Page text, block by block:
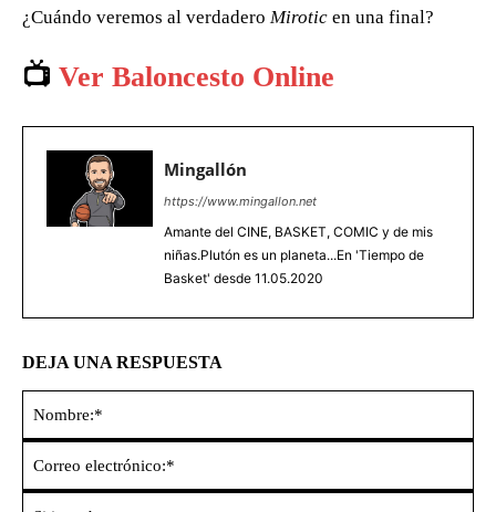
¿Cuándo veremos al verdadero Mirotic en una final?
📺 Ver Baloncesto Online
Mingallón
https://www.mingallon.net
Amante del CINE, BASKET, COMIC y de mis
niñas.Plutón es un planeta...En 'Tiempo de
Basket' desde 11.05.2020
DEJA UNA RESPUESTA